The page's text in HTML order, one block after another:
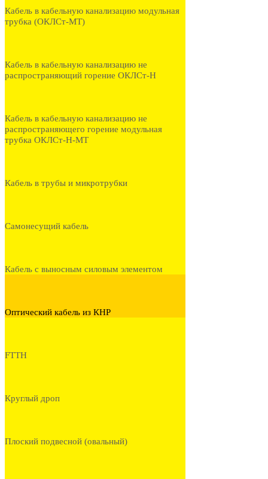
Кабель в кабельную канализацию модульная
трубка (ОКЛСт-МТ)
Кабель в кабельную канализацию не
распространяющий горение ОКЛСт-Н
Кабель в кабельную канализацию не
распространяющего горение модульная
трубка ОКЛСт-Н-МТ
Кабель в трубы и микротрубки
Самонесущий кабель
Кабель с выносным силовым элементом
Оптический кабель из КНР
FTTH
Круглый дроп
Плоский подвесной (овальный)